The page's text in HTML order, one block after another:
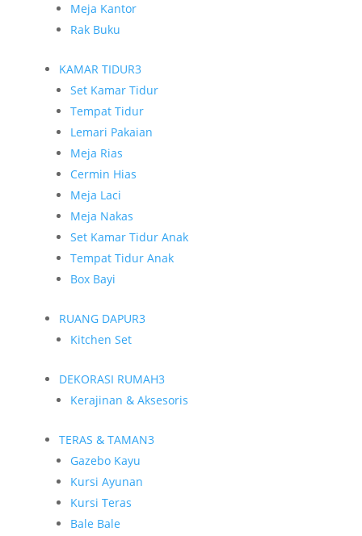
Meja Kantor
Rak Buku
KAMAR TIDUR3
Set Kamar Tidur
Tempat Tidur
Lemari Pakaian
Meja Rias
Cermin Hias
Meja Laci
Meja Nakas
Set Kamar Tidur Anak
Tempat Tidur Anak
Box Bayi
RUANG DAPUR3
Kitchen Set
DEKORASI RUMAH3
Kerajinan & Aksesoris
TERAS & TAMAN3
Gazebo Kayu
Kursi Ayunan
Kursi Teras
Bale Bale